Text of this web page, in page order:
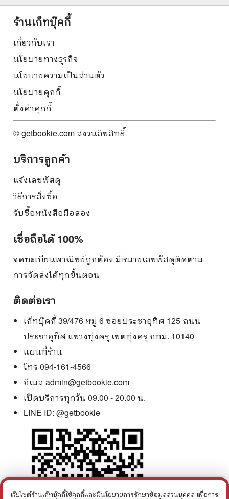
ร้านเก็ทบุ๊คกี้
เกี่ยวกับเรา
นโยบายทางธุรกิจ
นโยบายความเป็นส่วนตัว
นโยบายคุกกี้
ตั้งค่าคุกกี้
© getbookie.com สงวนลิขสิทธิ์
บริการลูกค้า
แจ้งเลขพัสดุ
วิธีการสั่งซื้อ
รับซื้อหนังสือมือสอง
เชื่อถือได้ 100%
จดทะเบียนพาณิชย์ถูกต้อง มีหมายเลขพัสดุติดตาม
การจัดส่งได้ทุกขั้นตอน
ติดต่อเรา
เก็ทบุ๊คกี้ 39/476 หมู่ 6 ซอยประชาอุทิศ 125 ถนน
ประชาอุทิศ แขวงทุ่งครุ เขตทุ่งครุ กทม. 10140
แผนที่ร้าน
โทร 094-161-4566
อีเมล admin@getbookie.com
เปิดบริการทุกวัน 09.00 - 20.00 น.
LINE ID: @getbookie
เว็บไซต์ร้านเก็ทบุ๊คกี้ใช้คุกกี้และมีนโยบายการรักษาข้อมูลส่วนบุคคล เพื่อการ